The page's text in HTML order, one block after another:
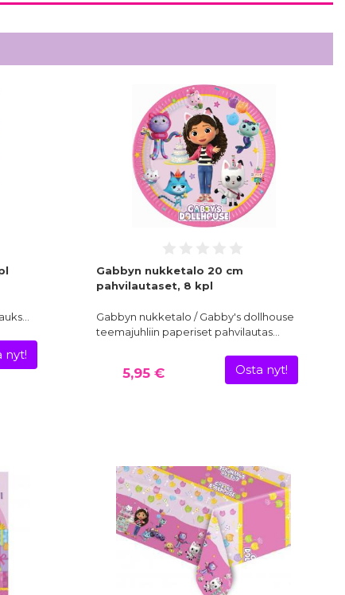
nyt!
Gabbyn nukketalo 20 cm
pahvilautaset, 8 kpl
Gabbyn nukketalo / Gabby's dollhouse
teemajuhliin paperiset pahvilautas…
5,95 € Osta nyt!